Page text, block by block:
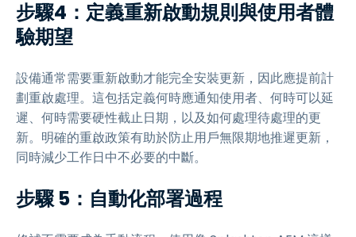
步驟4：定義重新啟動規則與使用者體
驗期望
設備通常需要重新啟動才能完全安裝更新，因此應提前計
劃重啟處理。這包括定義何時應通知使用者、何時可以延
遲、何時需要硬性截止日期，以及如何處理待處理的更
新。明確的重啟政策有助於防止用戶無限期地推遲更新，
同時減少工作日中不必要的中斷。
步驟 5：自動化部署過程